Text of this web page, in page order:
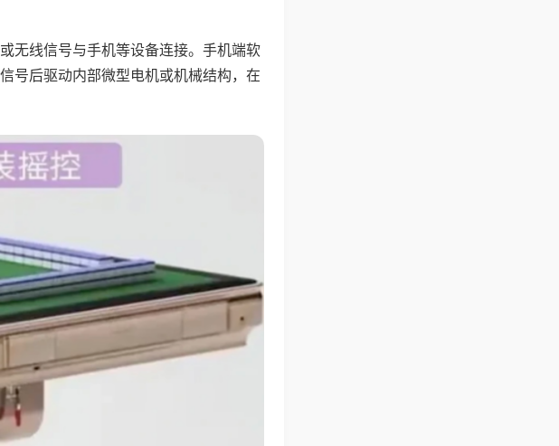
无线信号与手机等设备连接。手机端软
号后驱动内部微型电机或机械结构，在